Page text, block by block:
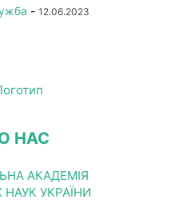
- 12.06.2023
НАС
АКАДЕМІЯ
УКРАЇНИ